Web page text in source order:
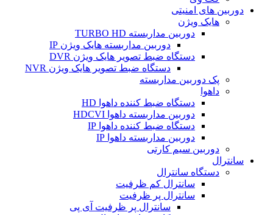
دوربین های امنیتی
هایک ویژن
دوربین مداربسته TURBO HD
دوربین مداربسته هایک ویژن IP
دستگاه ضبط تصویر هایک ویژن DVR
دستگاه ضبط تصویر هایک ویژن NVR
پک دوربین مداربسته
داهوا
دستگاه ضبط کننده داهوا HD
دوربین مداربسته داهوا HDCVI
دستگاه ضبط کننده داهوا IP
دوربین مداربسته داهوا IP
دوربین سیم کارتی
سانترال
دستگاه سانترال
سانترال کم ظرفیت
سانترال پر ظرفیت
سانترال پر ظرفیت آی پی